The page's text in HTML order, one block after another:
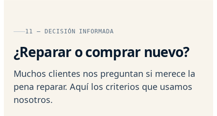
11 — DECISIÓN INFORMADA
¿Reparar o comprar nuevo?
Muchos clientes nos preguntan si merece la
pena reparar. Aquí los criterios que usamos
nosotros.